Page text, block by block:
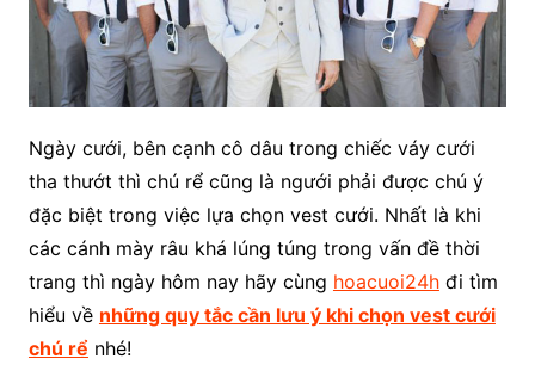
Ngày cưới, bên cạnh cô dâu trong chiếc váy cưới
tha thướt thì chú rể cũng là ngưới phải được chú ý
đặc biệt trong việc lựa chọn vest cưới. Nhất là khi
các cánh mày râu khá lúng túng trong vấn đề thời
trang thì ngày hôm nay hãy cùng hoacuoi24hđi tìm
hiểu về những quy tắc cần lưu ý khi chọn vest cưới
chú rể nhé!